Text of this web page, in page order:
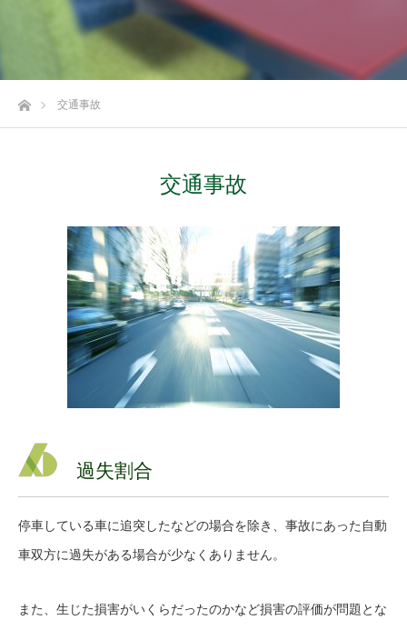
ホーム交通事故
交通事故
過失割合
停車している車に追突したなどの場合を除き、事故にあった自動
車双方に過失がある場合が少なくありません。
また、生じた損害がいくらだったのかなど損害の評価が問題とな